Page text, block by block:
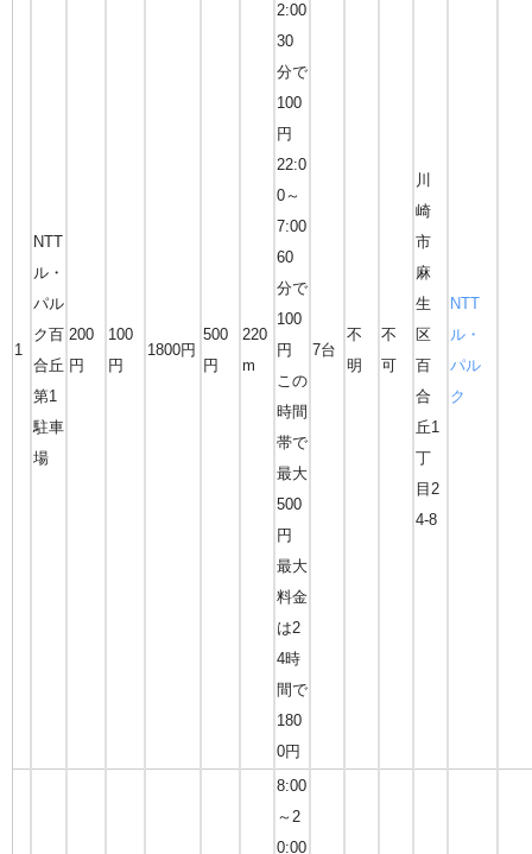
1
NTT
ル・
パル
ク百
合丘
第1
駐車
場
200
円
100
円
1800円
500
円
220
m
2:00
30
分で
100
円
22:0
0～
7:00
60
分で
100
円
この
時間
帯で
最大
500
円
最大
料金
は2
4時
間で
180
0円
7台
不
明
不
可
川
崎
市
麻
生
区
百
合
丘1
丁
目2
4-8
NTT
ル・
パル
ク
8:00
～2
0:00